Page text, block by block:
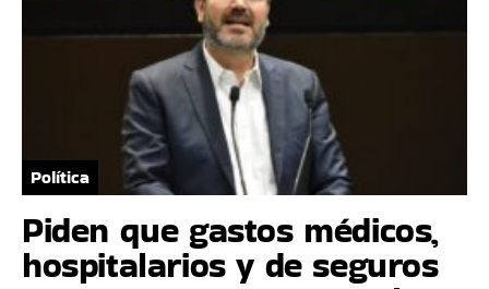
Política
Piden que gastos médicos,
hospitalarios y de seguros